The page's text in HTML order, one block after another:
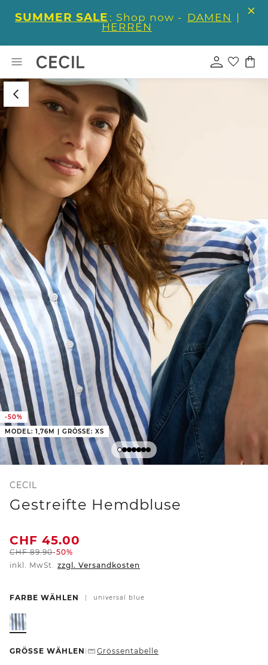
SUMMER SALE : Shop now - DAMEN |
HERREN
-50%
MODEL: 1,76M | GRÖSSE: XS
CECIL
Gestreifte Hemdbluse
CHF 45.00
CHF89.90-50%
inkl. MwSt. zzgl. Versandkosten
FARBE WÄHLEN universal blue
GRÖSSE WÄHLEN Grössentabelle